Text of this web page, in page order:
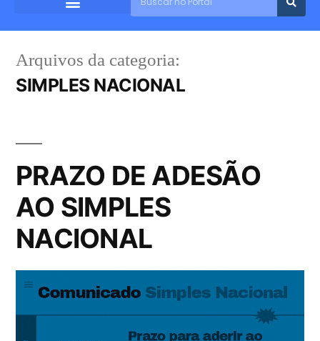
Arquivos da categoria:
SIMPLES NACIONAL
PRAZO DE ADESÃO
AO SIMPLES
NACIONAL